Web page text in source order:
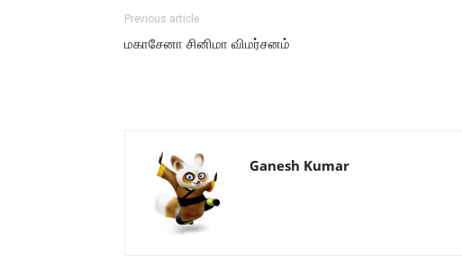
Previous article
மகாசேனா சினிமா விமர்சனம்
Ganesh Kumar